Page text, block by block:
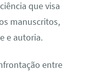
que visa
manuscritos,
e autoria.
entre